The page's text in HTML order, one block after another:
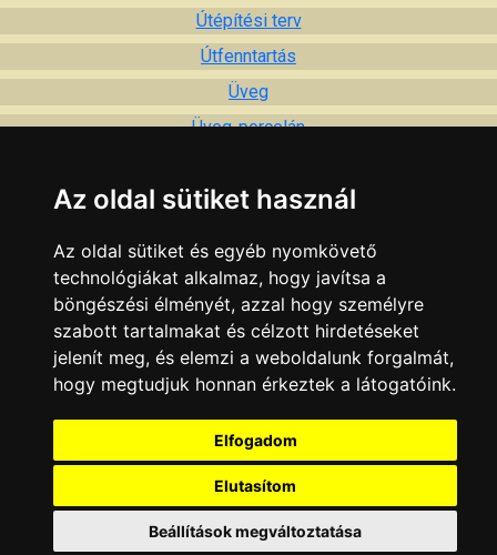
Útépítési terv
Útfenntartás
Üveg
Üveg-porcelán
Üvegezés
Üvegfestés
Üvegmegmunkálás
Üzemanyag
Üzemorvos
Üzlettechnika
KAPCSOLAT|HIRDETÉS
Minden jog fenntartva © 2002 - 2026 Szeki.hu
Az oldal sütiket használ
Az oldal sütiket és egyéb nyomkövető
technológiákat alkalmaz, hogy javítsa a
böngészési élményét, azzal hogy személyre
szabott tartalmakat és célzott hirdetéseket
jelenít meg, és elemzi a weboldalunk forgalmát,
hogy megtudjuk honnan érkeztek a látogatóink.
Elfogadom
Elutasítom
Beállítások megváltoztatása